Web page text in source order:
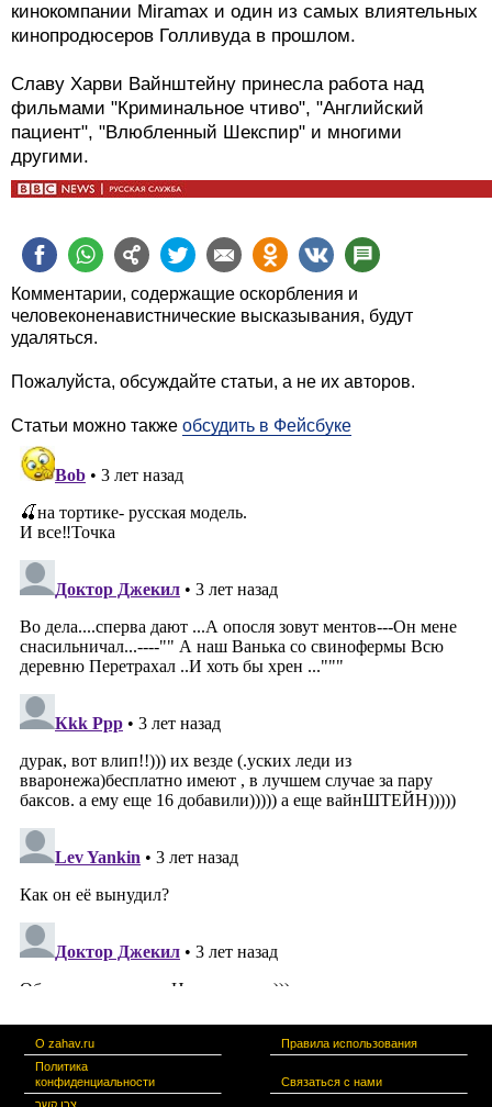
кинокомпании Miramax и один из самых влиятельных
кинопродюсеров Голливуда в прошлом.
Славу Харви Вайнштейну принесла работа над
фильмами "Криминальное чтиво", "Английский
пациент", "Влюбленный Шекспир" и многими
другими.
Комментарии, содержащие оскорбления и
человеконенавистнические высказывания, будут
удаляться.
Пожалуйста, обсуждайте статьи, а не их авторов.
Статьи можно также обсудить в Фейсбуке
О zahav.ru
Правила использования
Политика
конфиденциальности
Связаться с нами